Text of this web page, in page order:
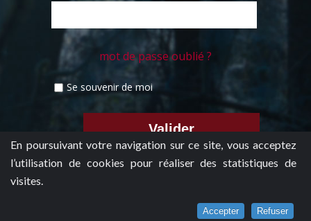
En poursuivant votre navigation sur ce site, vous acceptez
l’utilisation de cookies pour réaliser des statistiques de
visites.
Accepter Refuser
mot de passe oublié ?
Se souvenir de moi